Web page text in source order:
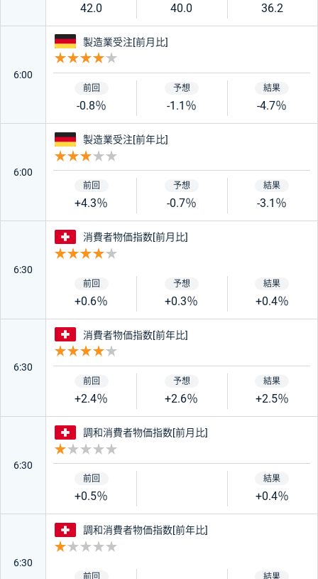
42.0 40.0 36.2
6:00
ドイツ
製造業受注[前月比]
-0.8％ -1.1％ -4.7％
6:00
ドイツ
製造業受注[前年比]
+4.3％ -0.7％ -3.1％
6:30
スイス
消費者物価指数[前月比]
+0.6％ +0.3％ +0.4％
6:30
スイス
消費者物価指数[前年比]
+2.4％ +2.6％ +2.5％
6:30
スイス
調和消費者物価指数[前月比]
+0.5％ +0.4％
6:30
スイス
調和消費者物価指数[前年比]